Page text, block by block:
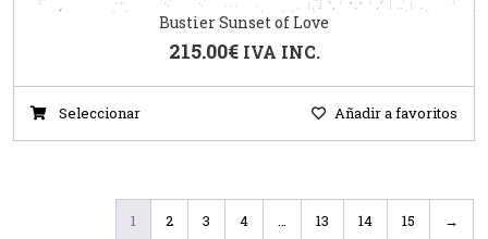
Bustier Sunset of Love
215.00€ IVA INC.
Seleccionar Añadir a favoritos
1 2 3 4 … 13 14 15 →